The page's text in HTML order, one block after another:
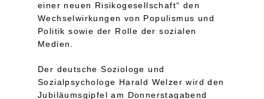
einer neuen Risikogesellschaft“ den
Wechselwirkungen von Populismus und
Politik sowie der Rolle der sozialen
Medien.
Der deutsche Soziologe und
Sozialpsychologe Harald Welzer wird den
Jubiläumsgipfel am Donnerstagabend